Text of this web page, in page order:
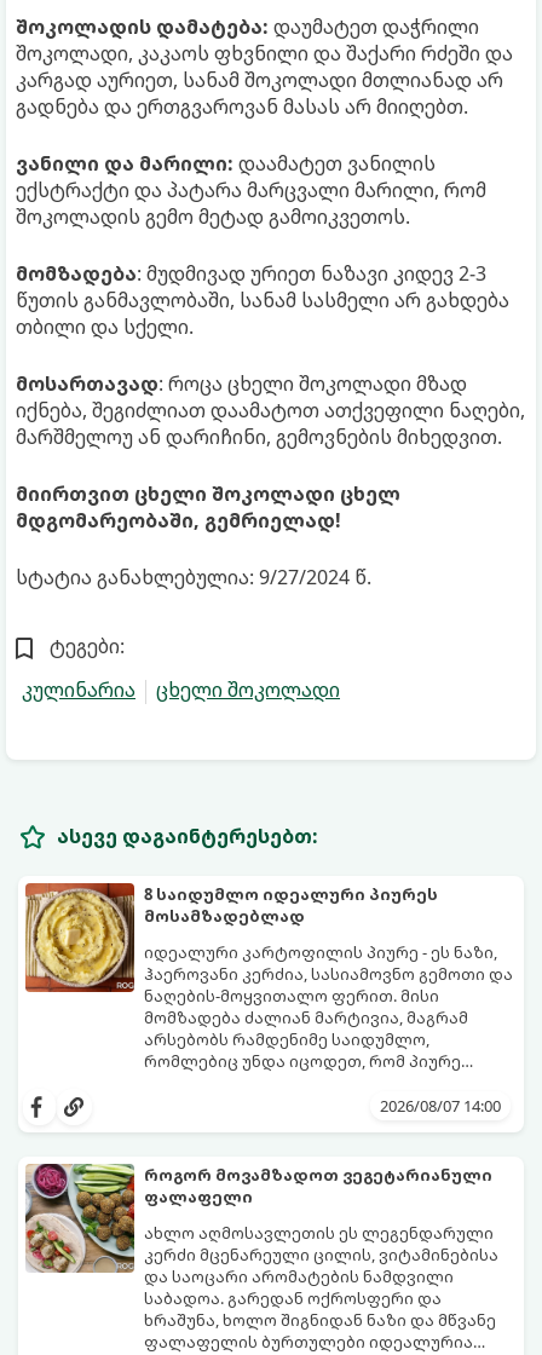
შოკოლადის დამატება: დაუმატეთ დაჭრილი
შოკოლადი, კაკაოს ფხვნილი და შაქარი რძეში და
კარგად აურიეთ, სანამ შოკოლადი მთლიანად არ
გადნება და ერთგვაროვან მასას არ მიიღებთ.
ვანილი და მარილი: დაამატეთ ვანილის
ექსტრაქტი და პატარა მარცვალი მარილი, რომ
შოკოლადის გემო მეტად გამოიკვეთოს.
მომზადება: მუდმივად ურიეთ ნაზავი კიდევ 2-3
წუთის განმავლობაში, სანამ სასმელი არ გახდება
თბილი და სქელი.
მოსართავად: როცა ცხელი შოკოლადი მზად
იქნება, შეგიძლიათ დაამატოთ ათქვეფილი ნაღები,
მარშმელოუ ან დარიჩინი, გემოვნების მიხედვით.
მიირთვით ცხელი შოკოლადი ცხელ
მდგომარეობაში, გემრიელად!
სტატია განახლებულია: 9/27/2024 წ.
ტეგები:
კულინარია
ცხელი შოკოლადი
ასევე დაგაინტერესებთ:
8 საიდუმლო იდეალური პიურეს
მოსამზადებლად
იდეალური კარტოფილის პიურე - ეს ნაზი,
ჰაეროვანი კერძია, სასიამოვნო გემოთი და
ნაღების-მოყვითალო ფერით. მისი
მომზადება ძალიან მარტივია, მაგრამ
არსებობს რამდენიმე საიდუმლო,
რომლებიც უნდა იცოდეთ, რომ პიურე
2026/08/07 14:00
როგორ მოვამზადოთ ვეგეტარიანული
ფალაფელი
ახლო აღმოსავლეთის ეს ლეგენდარული
კერძი მცენარეული ცილის, ვიტამინებისა
და საოცარი არომატების ნამდვილი
საბადოა. გარედან ოქროსფერი და
ხრაშუნა, ხოლო შიგნიდან ნაზი და მწვანე
ფალაფელის ბურთულები იდეალურია